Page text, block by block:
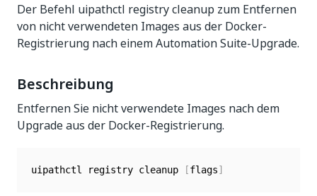
Der Befehl uipathctl registry cleanup zum Entfernen
von nicht verwendeten Images aus der Docker-
Registrierung nach einem Automation Suite-Upgrade.
Beschreibung
Entfernen Sie nicht verwendete Images nach dem
Upgrade aus der Docker-Registrierung.
uipathctl registry cleanup [flags]